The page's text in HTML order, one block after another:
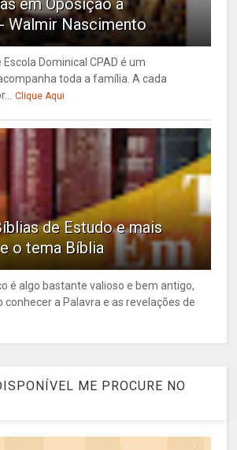
em Oposição à
Walmir Nascimento
Dominical CPAD é um
toda a família. A cada
Clique Aqui
de Estudo e mais
o tema Bíblia
algo bastante valioso e bem antigo,
a Palavra e as revelações de
ME PROCURE NO